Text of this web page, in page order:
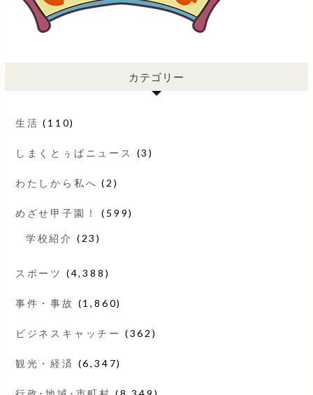
カテゴリー
生活 (110)
しまくとぅばニュース (3)
わたしから私へ (2)
めざせ甲子園！ (599)
学校紹介 (23)
スポーツ (4,388)
事件・事故 (1,860)
ビジネスキャッチー (362)
観光・経済 (6,347)